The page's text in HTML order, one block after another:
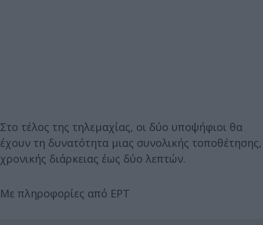
Στο τέλος της τηλεμαχίας, οι δύο υποψήφιοι θα
έχουν τη δυνατότητα μιας συνολικής τοποθέτησης,
χρονικής διάρκειας έως δύο λεπτών.
Με πληροφορίες από ΕΡΤ